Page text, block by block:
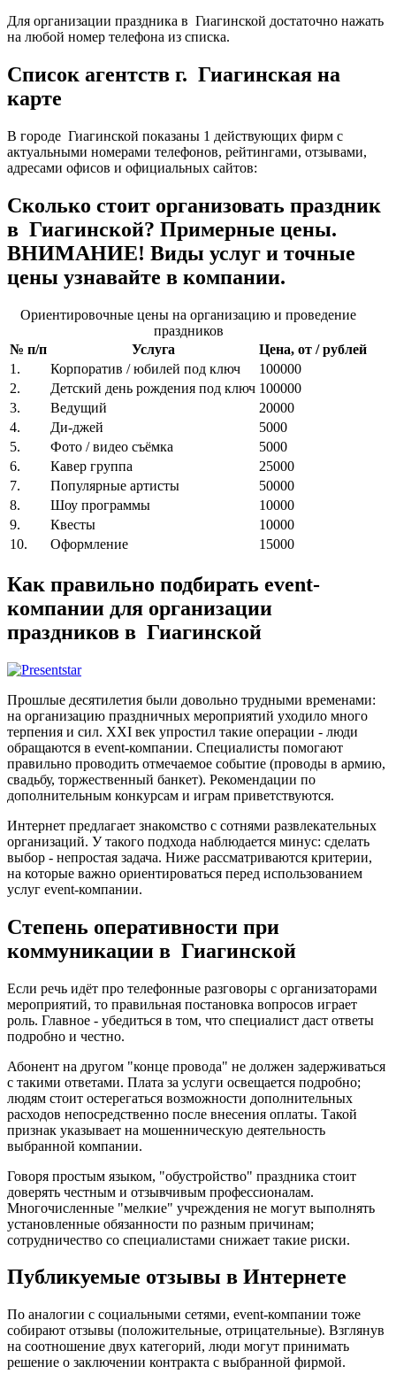
Для организации праздника в Гиагинской достаточно нажать
на любой номер телефона из списка.
Список агентств г. Гиагинская на
карте
В городе Гиагинской показаны 1 действующих фирм с
актуальными номерами телефонов, рейтингами, отзывами,
адресами офисов и официальных сайтов:
Сколько стоит организовать праздник
в Гиагинской? Примерные цены.
ВНИМАНИЕ! Виды услуг и точные
цены узнавайте в компании.
Ориентировочные цены на организацию и проведение
праздников
№ п/п
Услуга
Цена, от / рублей
1.
Корпоратив / юбилей под ключ
100000
2.
Детский день рождения под ключ 100000
3.
Ведущий
20000
4.
Ди-джей
5000
5.
Фото / видео съёмка
5000
6.
Кавер группа
25000
7.
Популярные артисты
50000
8.
Шоу программы
10000
9.
Квесты
10000
10.
Оформление 15000
Как правильно подбирать event-
компании для организации
праздников в Гиагинской
Прошлые десятилетия были довольно трудными временами:
на организацию праздничных мероприятий уходило много
терпения и сил. XXI век упростил такие операции - люди
обращаются в event-компании. Специалисты помогают
правильно проводить отмечаемое событие (проводы в армию,
свадьбу, торжественный банкет). Рекомендации по
дополнительным конкурсам и играм приветствуются.
Интернет предлагает знакомство с сотнями развлекательных
организаций. У такого подхода наблюдается минус: сделать
выбор - непростая задача. Ниже рассматриваются критерии,
на которые важно ориентироваться перед использованием
услуг event-компании.
Степень оперативности при
коммуникации в Гиагинской
Если речь идёт про телефонные разговоры с организаторами
мероприятий, то правильная постановка вопросов играет
роль. Главное - убедиться в том, что специалист даст ответы
подробно и честно.
Абонент на другом "конце провода" не должен задерживаться
с такими ответами. Плата за услуги освещается подробно;
людям стоит остерегаться возможности дополнительных
расходов непосредственно после внесения оплаты. Такой
признак указывает на мошенническую деятельность
выбранной компании.
Говоря простым языком, "обустройство" праздника стоит
доверять честным и отзывчивым профессионалам.
Многочисленные "мелкие" учреждения не могут выполнять
установленные обязанности по разным причинам;
сотрудничество со специалистами снижает такие риски.
Публикуемые отзывы в Интернете
По аналогии с социальными сетями, event-компании тоже
собирают отзывы (положительные, отрицательные). Взглянув
на соотношение двух категорий, люди могут принимать
решение о заключении контракта с выбранной фирмой.